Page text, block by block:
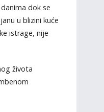
dok se
u blizini kuće
istrage, nije
života